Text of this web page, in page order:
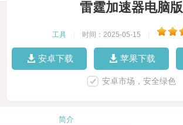
雷霆加速器电脑版
工具 时间：2025-05-15
安卓下载 苹果下载
安卓市场，安全绿色
简介